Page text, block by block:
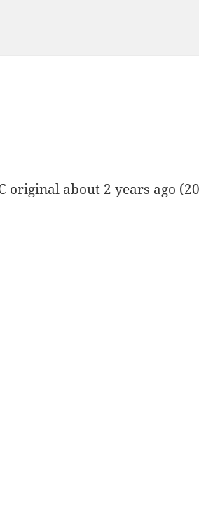
about 2 years ago